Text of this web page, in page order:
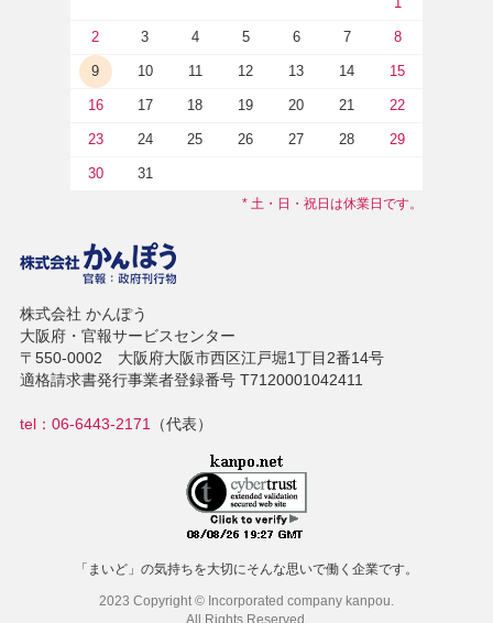
2 3 4 5 6 7 8
9 10 11 12 13 14 15
16 17 18 19 20 21 22
23 24 25 26 27 28 29
30 31
* 土・日・祝日は休業日です。
株式会社 かんぽう
大阪府・官報サービスセンター
〒550-0002 大阪府大阪市西区江戸堀1丁目2番14号
適格請求書発行事業者登録番号 T7120001042411
tel：06-6443-2171 （代表）
「まいど」の気持ちを大切にそんな思いで働く企業です。
2023 Copyright © Incorporated company kanpou.
All Rights Reserved.